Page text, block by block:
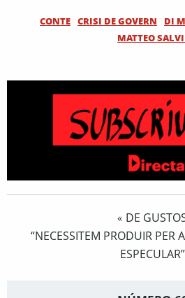
CONTE CRISI DE GOVERN DI
MATTEO
« DE
“NECESSITEM PRODUIR PER
ESPECULAR”